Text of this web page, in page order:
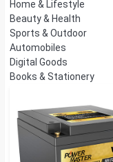
Home & Lifestyle
Beauty & Health
Sports & Outdoor
Automobiles
Digital Goods
Books & Stationery